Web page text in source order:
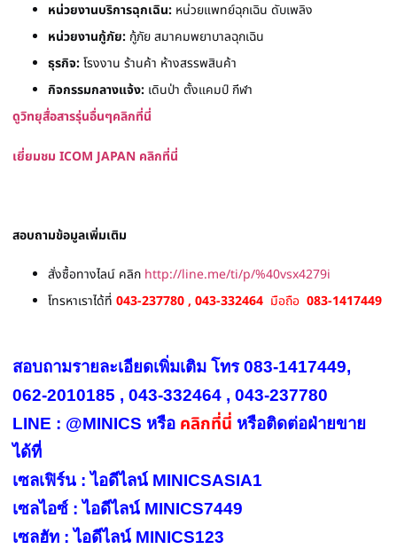
หน่วยงานบริการฉุกเฉิน: หน่วยแพทย์ฉุกเฉิน ดับเพลิง
หน่วยงานกู้ภัย: กู้ภัย สมาคมพยาบาลฉุกเฉิน
ธุรกิจ:โรงงาน ร้านค้า ห้างสรรพสินค้า
กิจกรรมกลางแจ้ง: เดินป่า ตั้งแคมป์ กีฬา
ดูวิทยุสื่อสารรุ่นอื่นๆคลิกที่นี่
เยี่ยมชม ICOM JAPAN คลิกที่นี่
สอบถามข้อมูลเพิ่มเติม
สั่งซื้อทางไลน์ คลิก http://line.me/ti/p/%40vsx4279i
โทรหาเราได้ที่ 043-237780 , 043-332464 มือถือ 083-1417449
สอบถามรายละเอียดเพิ่มเติม โทร 083-1417449,
062-2010185 , 043-332464 , 043-237780
LINE : @MINICS หรือ คลิกที่นี่ หรือติดต่อฝ่ายขาย
ได้ที่
เซลเฟิร์น : ไอดีไลน์ MINICSASIA1
เซลไอซ์ : ไอดีไลน์ MINICS7449
เซลฮัท : ไอดีไลน์ MINICS123